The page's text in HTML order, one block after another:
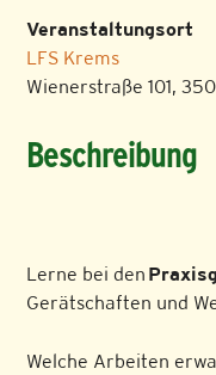
Veranstaltungsort
LFS Krems
Wienerstraße 101,
Beschreibung
Lerne bei den
Gerätschaften und
Welche Arbeiten